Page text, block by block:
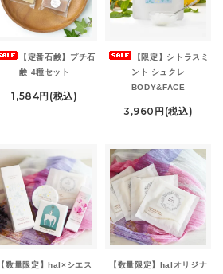
【定番石鹸】プチ石
鹸 4種セット
1,584円(税込)
【限定】シトラスミ
ント シュクレ
BODY&FACE
3,960円(税込)
【数量限定】hal×シエス
【数量限定】halオリジナ